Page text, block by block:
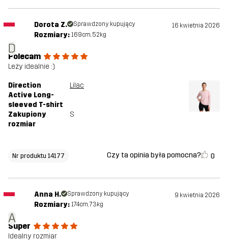
D
Dorota Z. Sprawdzony kupujący 16 kwietnia 2026
Rozmiary: 169cm, 52kg
Polecam
Leży idealnie :)
Direction
Active Long-
sleeved T-shirt
Lilac
Zakupiony
rozmiar
S
Nr produktu 14177 Czy ta opinia była pomocna? 0
A
Anna H. Sprawdzony kupujący 9 kwietnia 2026
Rozmiary: 174cm, 73kg
Super
Idealny rozmiar